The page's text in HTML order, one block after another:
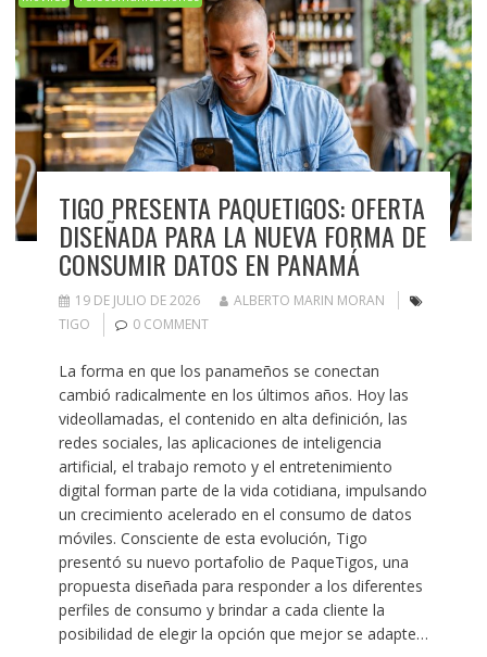
TIGO PRESENTA PAQUETIGOS: OFERTA
DISEÑADA PARA LA NUEVA FORMA DE
CONSUMIR DATOS EN PANAMÁ
19 DE JULIO DE 2026
ALBERTO MARIN MORAN
TIGO
0 COMMENT
La forma en que los panameños se conectan
cambió radicalmente en los últimos años. Hoy las
videollamadas, el contenido en alta definición, las
redes sociales, las aplicaciones de inteligencia
artificial, el trabajo remoto y el entretenimiento
digital forman parte de la vida cotidiana, impulsando
un crecimiento acelerado en el consumo de datos
móviles. Consciente de esta evolución, Tigo
presentó su nuevo portafolio de PaqueTigos, una
propuesta diseñada para responder a los diferentes
perfiles de consumo y brindar a cada cliente la
posibilidad de elegir la opción que mejor se adapte…